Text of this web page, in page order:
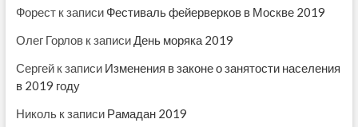
Форестк записи Фестиваль фейерверков в Москве 2019
Олег Горловк записиДень моряка 2019
Сергейк записи Изменения в законе о занятости населения
в 2019 году
Никольк записи Рамадан 2019